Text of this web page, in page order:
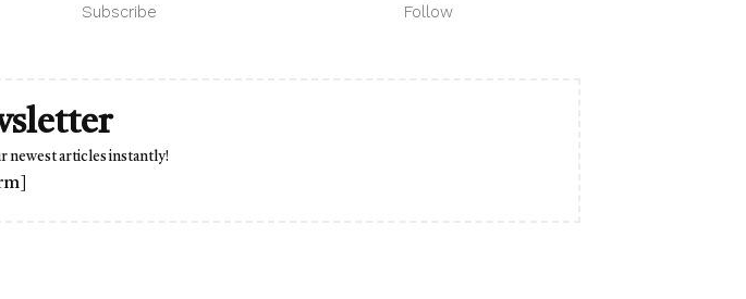
Subscribe Follow
newest articles instantly!